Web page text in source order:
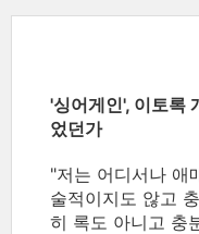
'싱어게인', 이토록
었던가
"저는 어디서나 애
술적이지도 않고
히 록도 아니고 충